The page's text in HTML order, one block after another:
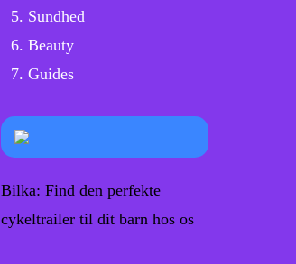
Sundhed
Beauty
Guides
Bilka: Find den perfekte
cykeltrailer til dit barn hos os